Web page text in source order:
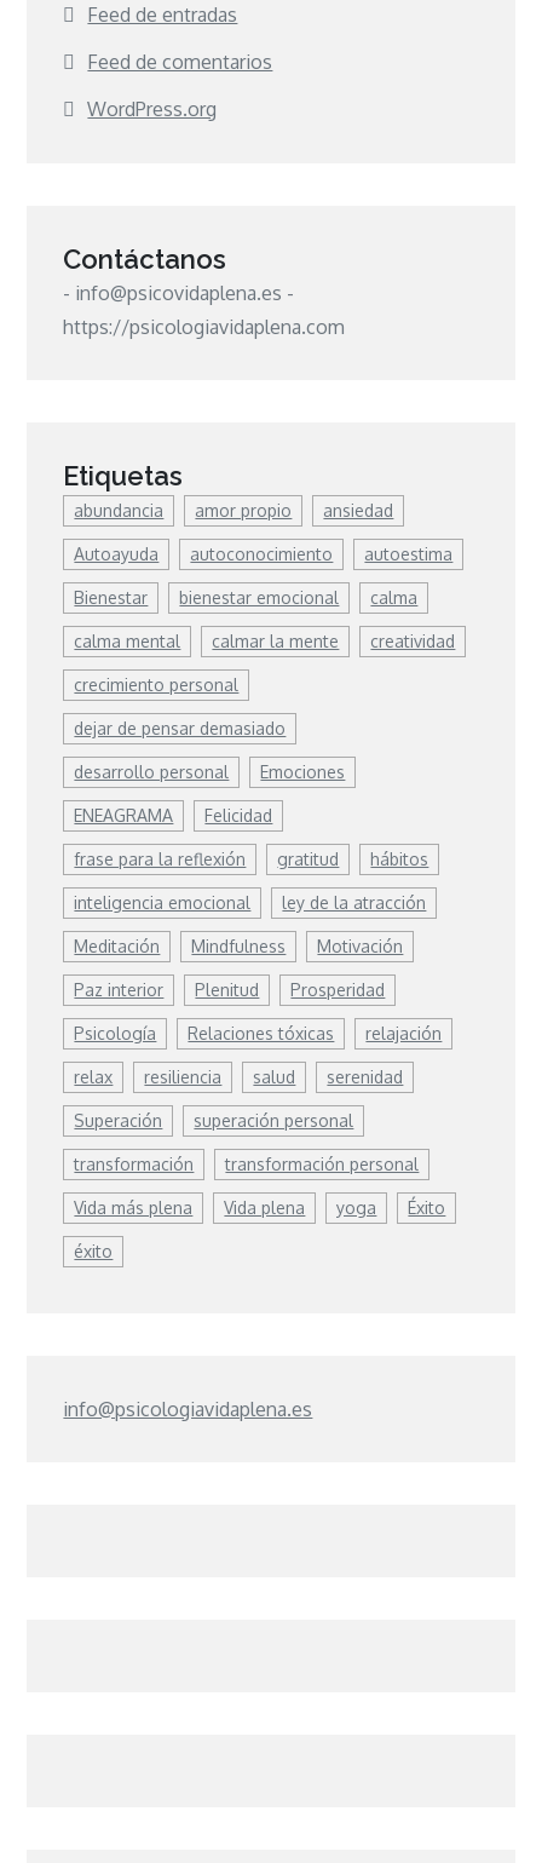
Feed de entradas
Feed de comentarios
WordPress.org
Contáctanos
- info@psicovidaplena.es -
https://psicologiavidaplena.com
Etiquetas
abundancia amor propio ansiedad
Autoayuda autoconocimiento autoestima
Bienestar bienestar emocional calma
calma mental calmar la mente creatividad
crecimiento personal
dejar de pensar demasiado
desarrollo personal Emociones
ENEAGRAMA Felicidad
frase para la reflexión gratitud hábitos
inteligencia emocional ley de la atracción
Meditación Mindfulness Motivación
Paz interior Plenitud Prosperidad
Psicología Relaciones tóxicas relajación
relax resiliencia salud serenidad
Superación superación personal
transformación transformación personal
Vida más plena Vida plena yoga Éxito
éxito
info@psicologiavidaplena.es